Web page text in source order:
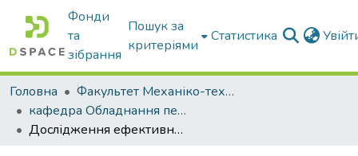
Фонди
та
зібрання
Пошук за
критеріями
Статистика
Головна
Факультет Механіко-технологічний
кафедра Обладнання переробних і харчових виробництв ім. професора Ф.Ю. Ялпачика
Дослідження ефективності роботи системи охолодження при інтенсифікації відтискання технічних олій в гвинтових прес-екструдерах для виготовлення паливних брикетів